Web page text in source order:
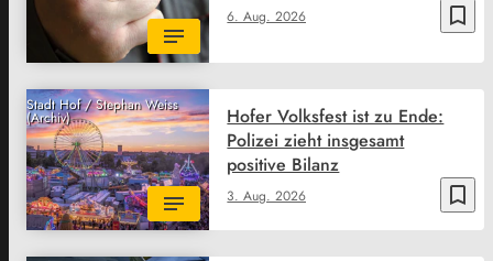
bookmark_border
6. Aug. 2026
Stadt Hof / Stephan Weiss
(Archiv)
bookmark_border
3. Aug. 2026
Hofer Volksfest ist zu Ende:
Polizei zieht insgesamt
positive Bilanz